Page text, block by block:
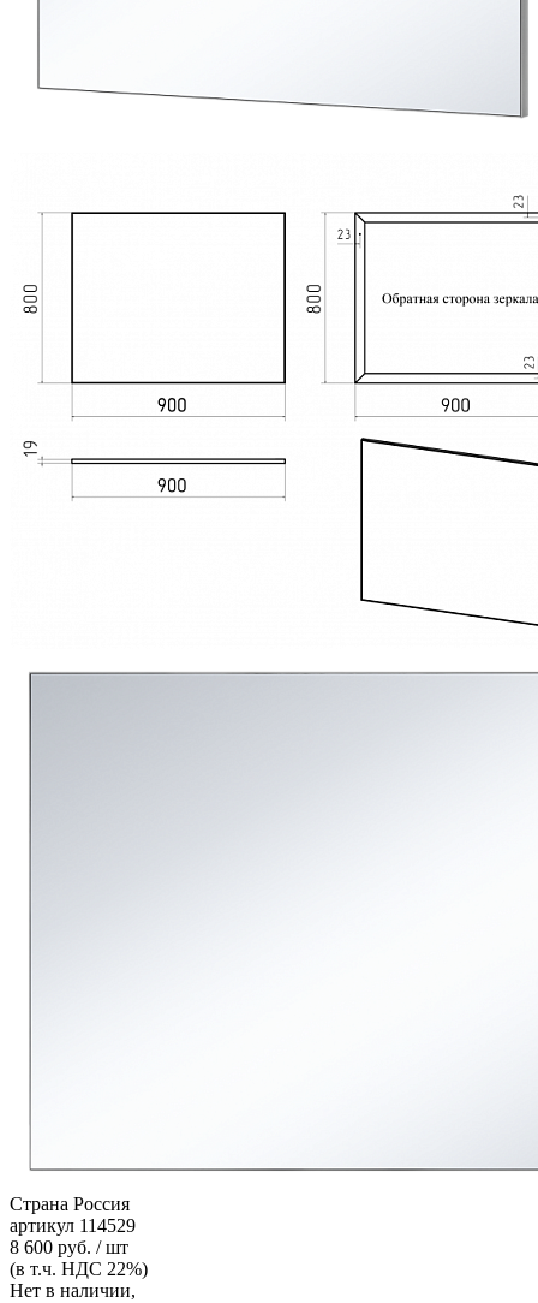
Страна Россия
артикул 114529
8 600 руб. / шт
(в т.ч. НДС 22%)
Нет в наличии,